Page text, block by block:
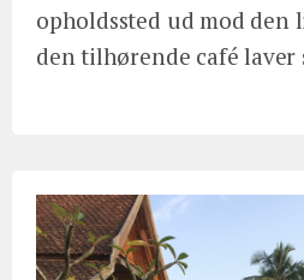
opholdssted ud mod den
den tilhørende café laver